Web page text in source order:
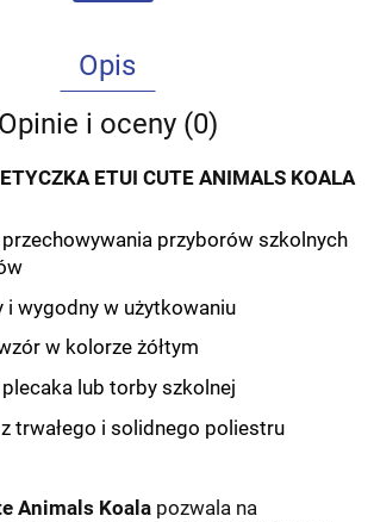
Opis
Opinie i oceny (0)
ETUI CUTE ANIMALS KOALA
przyborów szkolnych
i wygodny w użytkowaniu
w kolorze żółtym
lub torby szkolnej
trwałego i solidnego poliestru
Animals Koala pozwala na